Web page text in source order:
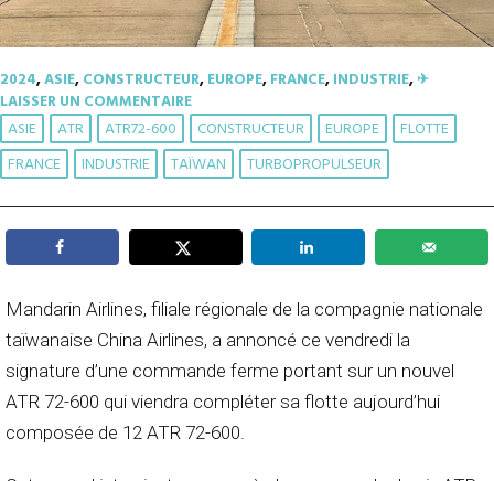
2024,ASIE,CONSTRUCTEUR,EUROPE,FRANCE,INDUSTRIE,✈︎
LAISSER UN COMMENTAIRE
ASIE ATR ATR72-600 CONSTRUCTEUR EUROPE
FLOTTE
FRANCE
INDUSTRIE TAÏWAN TURBOPROPULSEUR
Mandarin Airlines, filiale régionale de la compagnie nationale
taïwanaise China Airlines, a annoncé ce vendredi la
signature d’une commande ferme portant sur un nouvel
ATR 72-600 qui viendra compléter sa flotte aujourd’hui
composée de 12 ATR 72-600.